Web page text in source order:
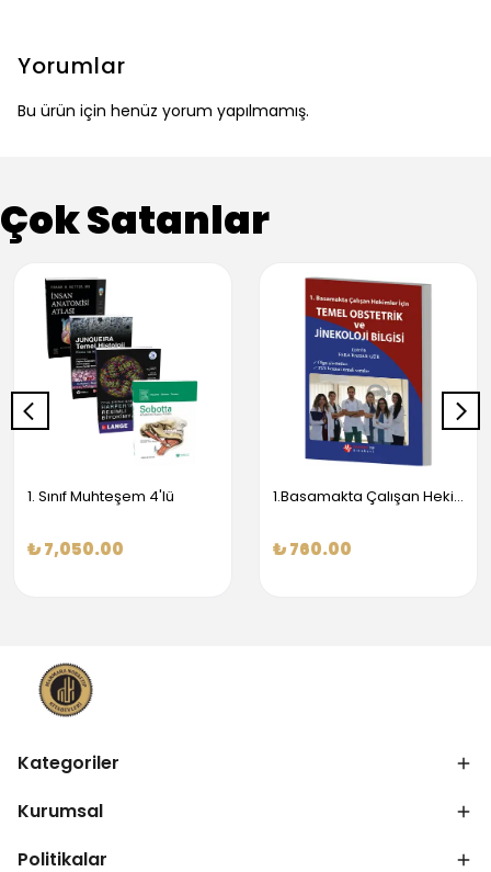
Yorumlar
Bu ürün için henüz yorum yapılmamış.
Çok Satanlar
1. Sınıf Muhteşem 4'lü
₺ 7,050.00
1.Basamakta Çalışan Hekimler İçin Temel Obstetrik Ve Jinekoloji Bilgisi
₺ 760.00
Kategoriler
Kurumsal
Politikalar